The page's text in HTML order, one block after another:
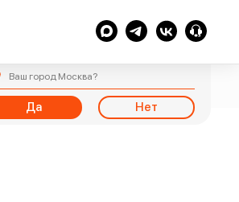
Ваш город Москва?
Да Нет